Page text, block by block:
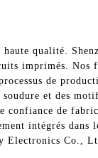
qualité.
imprimés. Nos
de
et des
de
intégrés dans
Electronics Co.,